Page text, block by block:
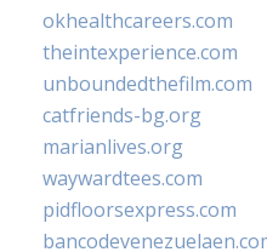
okhealthcareers.com
theintexperience.com
unboundedthefilm.com
catfriends-bg.org
marianlives.org
waywardtees.com
pidfloorsexpress.com